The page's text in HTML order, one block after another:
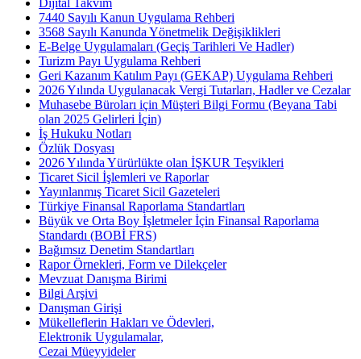
7440 Sayılı Kanun Uygulama Rehberi
3568 Sayılı Kanunda Yönetmelik Değişiklikleri
E-Belge Uygulamaları (Geçiş Tarihleri Ve Hadler)
Turizm Payı Uygulama Rehberi
Geri Kazanım Katılım Payı (GEKAP) Uygulama Rehberi
2026 Yılında Uygulanacak Vergi Tutarları, Hadler ve Cezalar
Muhasebe Büroları için Müşteri Bilgi Formu (Beyana Tabi
olan 2025 Gelirleri İçin)
İş Hukuku Notları
Özlük Dosyası
2026 Yılında Yürürlükte olan İŞKUR Teşvikleri
Ticaret Sicil İşlemleri ve Raporlar
Yayınlanmış Ticaret Sicil Gazeteleri
Türkiye Finansal Raporlama Standartları
Büyük ve Orta Boy İşletmeler İçin Finansal Raporlama
Standardı (BOBİ FRS)
Bağımsız Denetim Standartları
Rapor Örnekleri, Form ve Dilekçeler
Mevzuat Danışma Birimi
Bilgi Arşivi
Danışman Girişi
Mükelleflerin Hakları ve Ödevleri,
Elektronik Uygulamalar,
Cezai Müeyyideler